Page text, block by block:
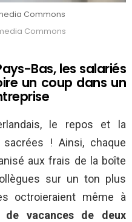
Commons
Commons
Bas, les salariés
un coup dans un
le repos et la
! Ainsi, chaque
aux frais de la boîte
sur un ton plus
octroieraient même à
de vacances de deux